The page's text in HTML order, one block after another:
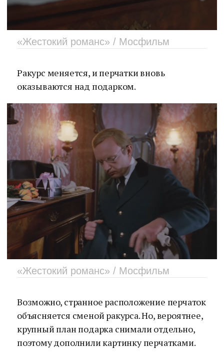
«Жестокий романс» / Мосфильм
Ракурс меняется, и перчатки вновь
оказываются над подарком.
«Жестокий романс» / Мосфильм
Возможно, странное расположение перчаток
объясняется сменой ракурса. Но, вероятнее,
крупный план подарка снимали отдельно,
поэтому дополнили картинку перчатками.